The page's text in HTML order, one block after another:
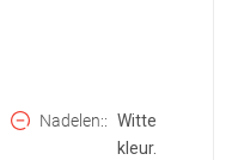
Nadelen:
Witte
kleur.